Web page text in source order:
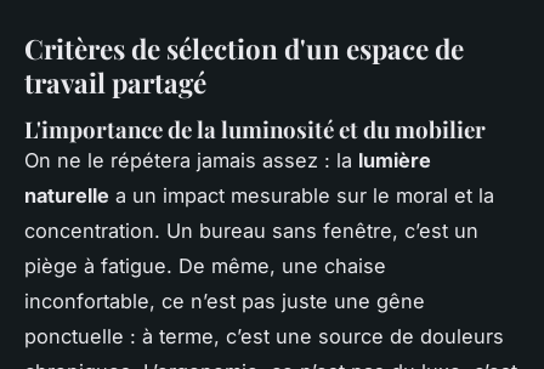
Critères de sélection d'un espace de
travail partagé
L'importance de la luminosité et du mobilier
On ne le répétera jamais assez : la lumière
naturelle a un impact mesurable sur le moral et la
concentration. Un bureau sans fenêtre, c’est un
piège à fatigue. De même, une chaise
inconfortable, ce n’est pas juste une gêne
ponctuelle : à terme, c’est une source de douleurs